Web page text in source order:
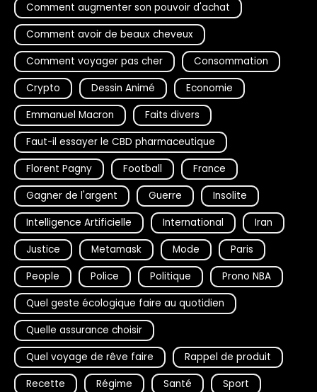
Comment augmenter son pouvoir d'achat
Comment avoir de beaux cheveux
Comment voyager pas cher
Consommation
Crypto
Dessin Animé
Economie
Emmanuel Macron
Faits divers
Faut-il essayer le CBD pharmaceutique
Florent Pagny
Football
France
Gagner de l'argent
Guerre
Insolite
Intelligence Artificielle
International
Iran
Justice
Metamask Mode
Paris
People
Police Politique
Prono NBA
Quel geste écologique faire au quotidien
Quelle assurance choisir
Quel voyage de rêve faire
Rappel de produit
Recette
Régime Santé Sport